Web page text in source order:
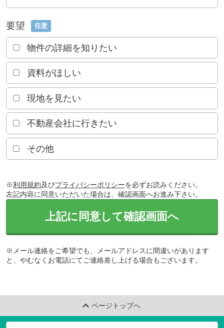
要望 任意
物件の詳細を知りたい
資料がほしい
現地を見たい
不動産会社に行きたい
その他
※利用規約及びプライバシーポリシーを必ずお読みください。
左記内容に同意いただいた場合は、確認画面へお進み下さい。
上記に同意して確認画面へ
※メール連絡をご希望でも、メールアドレスに間違いがあります
と、やむなくお電話にてご連絡差し上げる場合もございます。
ページトップへ